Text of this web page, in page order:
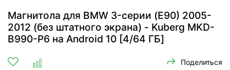
Магнитола для BMW 3-серии (E90) 2005-
2012 (без штатного экрана) - Kuberg MKD-
B990-P6 на Android 10 [4/64 ГБ]
Поделиться